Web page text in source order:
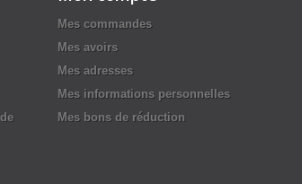
Mes commandes
Mes avoirs
Mes adresses
Mes informations personnelles
Mes bons de réduction